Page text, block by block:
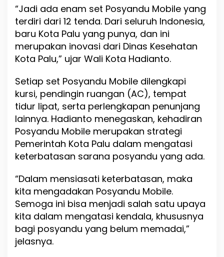
I
n
d
o
n
s
a
“Jadi ada enam set Posyandu Mobile yang
terdiri dari 12 tenda. Dari seluruh Indonesia,
baru Kota Palu yang punya, dan ini
merupakan inovasi dari Dinas Kesehatan
Kota Palu,” ujar Wali Kota Hadianto.
Setiap set Posyandu Mobile dilengkapi
kursi, pendingin ruangan (AC), tempat
tidur lipat, serta perlengkapan penunjang
lainnya. Hadianto menegaskan, kehadiran
Posyandu Mobile merupakan strategi
Pemerintah Kota Palu dalam mengatasi
keterbatasan sarana posyandu yang ada.
“Dalam mensiasati keterbatasan, maka
kita mengadakan Posyandu Mobile.
Semoga ini bisa menjadi salah satu upaya
kita dalam mengatasi kendala, khususnya
bagi posyandu yang belum memadai,”
jelasnya.